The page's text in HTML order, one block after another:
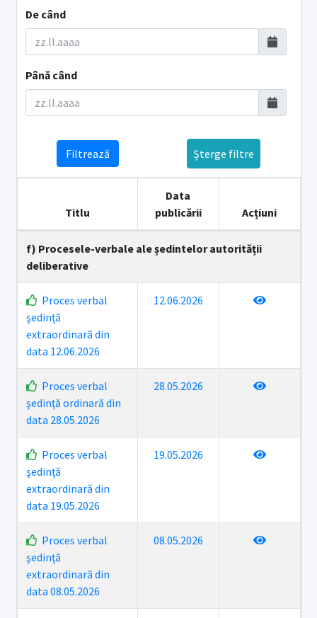
De când
Până când
Filtrează Șterge filtre
Titlu
Data
publicării
Acțiuni
f) Procesele-verbale ale ședintelor autorității
deliberative
Proces verbal
şedinţă
extraordinară din
data 12.06.2026
12.06.2026
Proces verbal
şedinţă ordinară din
data 28.05.2026
28.05.2026
Proces verbal
şedinţă
extraordinară din
data 19.05.2026
19.05.2026
Proces verbal
şedinţă
extraordinară din
data 08.05.2026
08.05.2026